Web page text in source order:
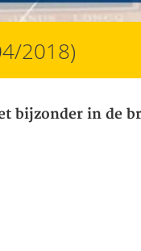
2018)
bijzonder in de